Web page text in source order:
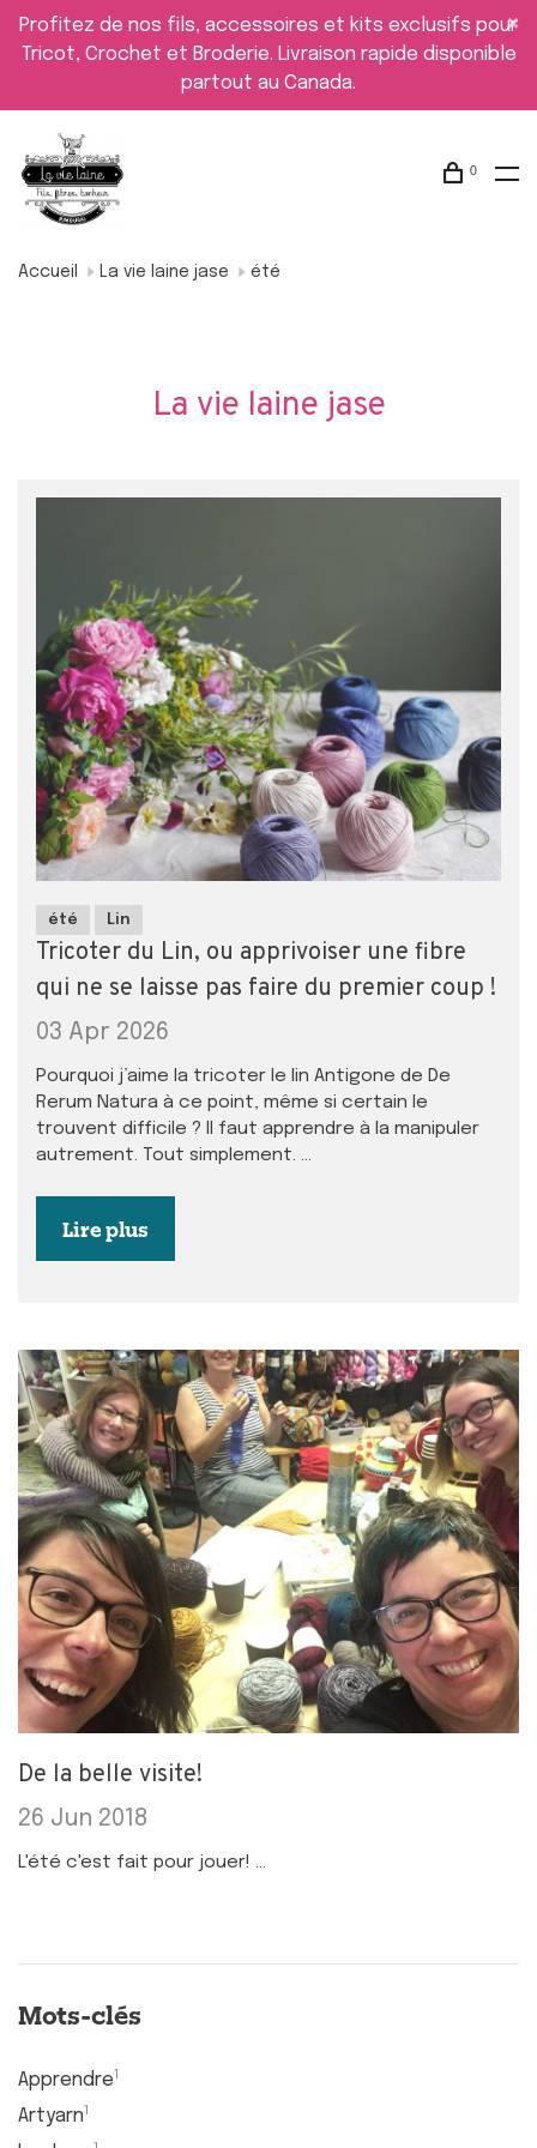
Profitez de nos fils, accessoires et kits exclusifs pour
Tricot, Crochet et Broderie. Livraison rapide disponible
partout au Canada.
0
Accueil La vie laine jase été
La vie laine jase
été Lin
Tricoter du Lin, ou apprivoiser une fibre
qui ne se laisse pas faire du premier coup !
03 Apr 2026
Pourquoi j’aime la tricoter le lin Antigone de De
Rerum Natura à ce point, même si certain le
trouvent difficile ? Il faut apprendre à la manipuler
autrement. Tout simplement. ...
Lire plus
De la belle visite!
26 Jun 2018
L'été c'est fait pour jouer! ...
Mots-clés
Apprendre1
Artyarn1